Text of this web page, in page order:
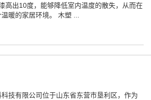
高出10度，能够降低室内温度的散失，从而在
暖的家居环境。 木塑 ...
技有限公司位于山东省东营市垦利区，作为